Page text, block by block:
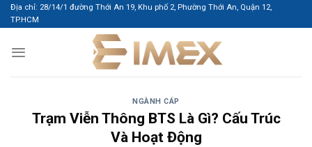
Bỏ
qua
dung
Địa chỉ: 28/14/1 đường Thới An 19, Khu phố 2, Phường Thới An, Quận 12,
TP.HCM
NGÀNH CÁP
Trạm Viễn Thông BTS Là Gì? Cấu Trúc
Và Hoạt Động